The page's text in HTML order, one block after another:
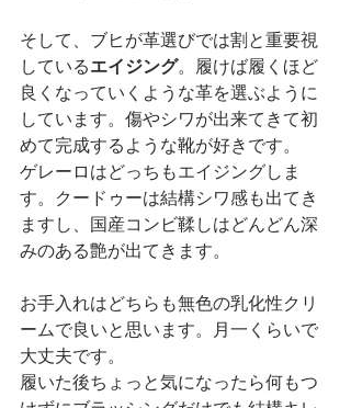
そして、ブヒが革選びでは割と重要視
しているエイジング。履けば履くほど
良くなっていくような革を選ぶように
しています。傷やシワが出来てきて初
めて完成するような靴が好きです。
ゲレーロはどっちもエイジングしま
す。クードゥーは結構シワ感も出てき
ますし、国産コンビ鞣しはどんどん深
みのある艶が出てきます。
お手入れはどちらも無色の乳化性クリ
ームで良いと思います。月一くらいで
大丈夫です。
履いた後ちょっと気になったら何もつ